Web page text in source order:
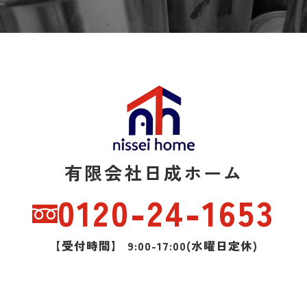
有限会社日成ホーム
0120-24-1653
【受付時間】 9:00-17:00(水曜日定休)